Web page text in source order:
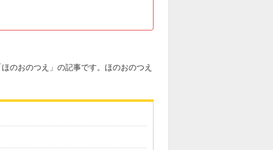
のおのつえ」の記事です。ほのおのつえ